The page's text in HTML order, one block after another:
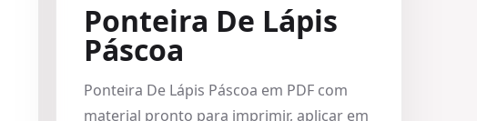
Ponteira De Lápis
Páscoa
Ponteira De Lápis Páscoa em PDF com
material pronto para imprimir, aplicar em